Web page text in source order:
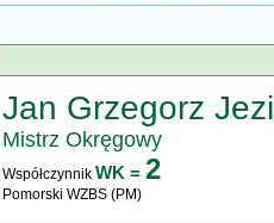
Jan Grzegorz
Mistrz Okręgowy
Współczynnik WK = 2
Pomorski WZBS (PM)